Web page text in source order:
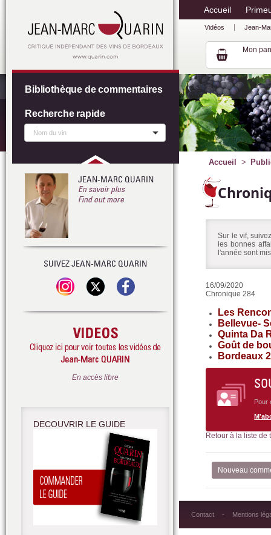
Accueil
Vidéos Jean-
Mon
Accueil
Sur le vif,
les bonnes
l'année sont
16/09/2020
Chronique 284
Les
Bellevue-
Quinta Da
Goût de
Bordeaux
Pour
Retour à la liste de
Nouveau
Contact Mentions
Bibliothèque de commentaires
Recherche rapide
JEAN-MARC QUARIN
En savoir plus
Find out more
SUIVEZ JEAN-MARC QUARIN
En accès libre
DECOUVRIR LE GUIDE